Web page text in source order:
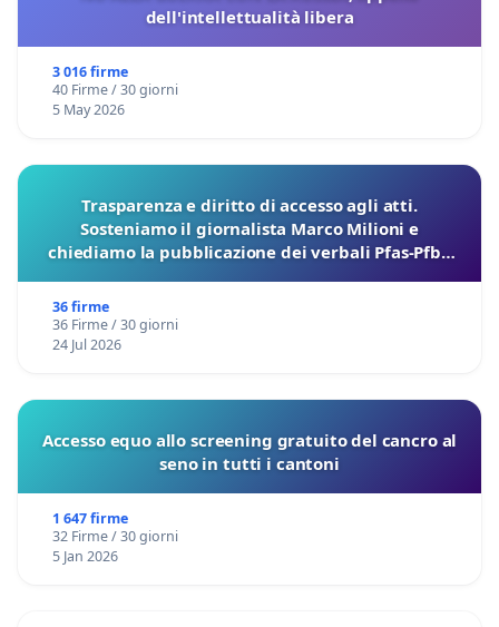
dell'intellettualità libera
3 016 firme
40 Firme / 30 giorni
5 May 2026
Trasparenza e diritto di accesso agli atti.
Sosteniamo il giornalista Marco Milioni e
chiediamo la pubblicazione dei verbali Pfas-Pfba
36 firme
36 Firme / 30 giorni
24 Jul 2026
Accesso equo allo screening gratuito del cancro al
seno in tutti i cantoni
1 647 firme
32 Firme / 30 giorni
5 Jan 2026